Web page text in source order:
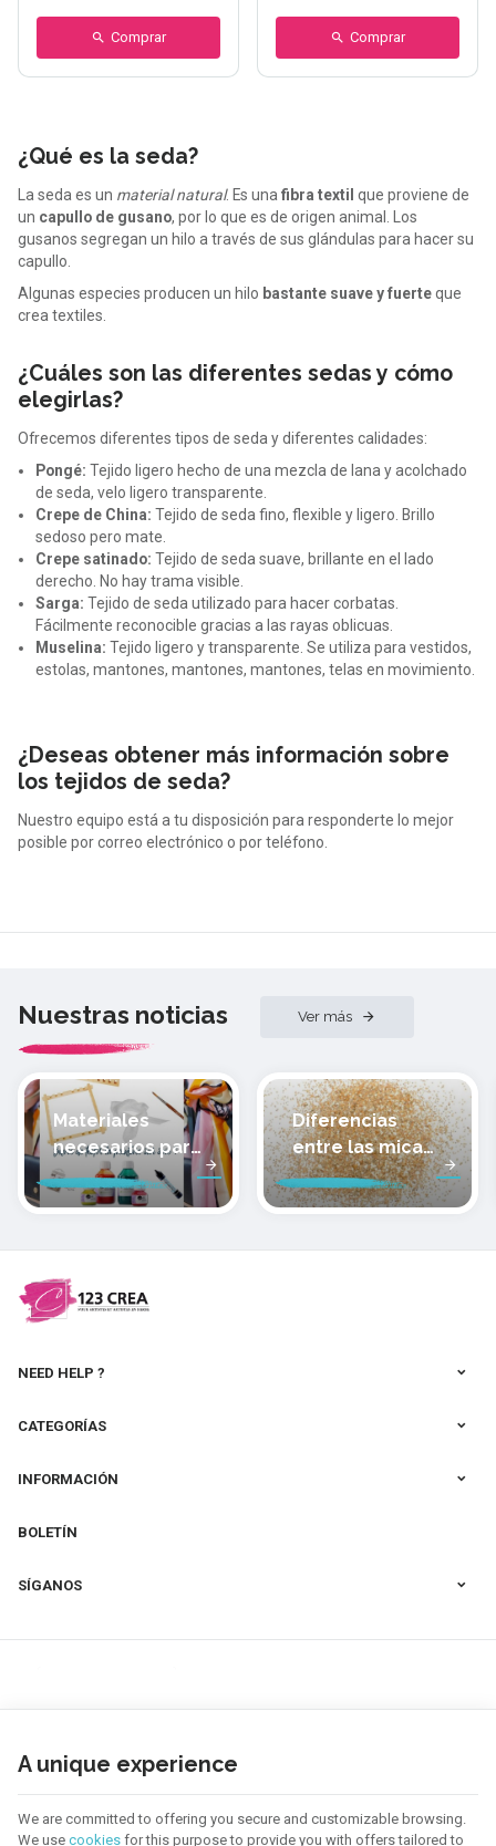
Comprar Comprar
¿Qué es la seda?
La seda es un material natural. Es una fibra textil que proviene de
un capullo de gusano, por lo que es de origen animal. Los
gusanos segregan un hilo a través de sus glándulas para hacer su
capullo.
Algunas especies producen un hilo bastante suave y fuerteque
crea textiles.
¿Cuáles son las diferentes sedas y cómo
elegirlas?
Ofrecemos diferentes tipos de seda y diferentes calidades:
Pongé: Tejido ligero hecho de una mezcla de lana y acolchado
de seda, velo ligero transparente.
Crepe de China: Tejido de seda fino, flexible y ligero. Brillo
sedoso pero mate.
Crepe satinado: Tejido de seda suave, brillante en el lado
derecho. No hay trama visible.
Sarga: Tejido de seda utilizado para hacer corbatas.
Fácilmente reconocible gracias a las rayas oblicuas.
Muselina: Tejido ligero y transparente. Se utiliza para vestidos,
estolas, mantones, mantones, mantones, telas en movimiento.
¿Deseas obtener más información sobre
los tejidos de seda?
Nuestro equipo está a tu disposición para responderte lo mejor
posible por correo electrónico o por teléfono.
Nuestras noticias Ver más
Materiales
necesarios para
pintar sobre
seda
Diferencias
entre las micas
de las arcillas
poliméricas de
NEED HELP ?
CATEGORÍAS
INFORMACIÓN
BOLETÍN
SÍGANOS
A unique experience
We are committed to offering you secure and customizable browsing.
We use cookies for this purpose to provide you with offers tailored to